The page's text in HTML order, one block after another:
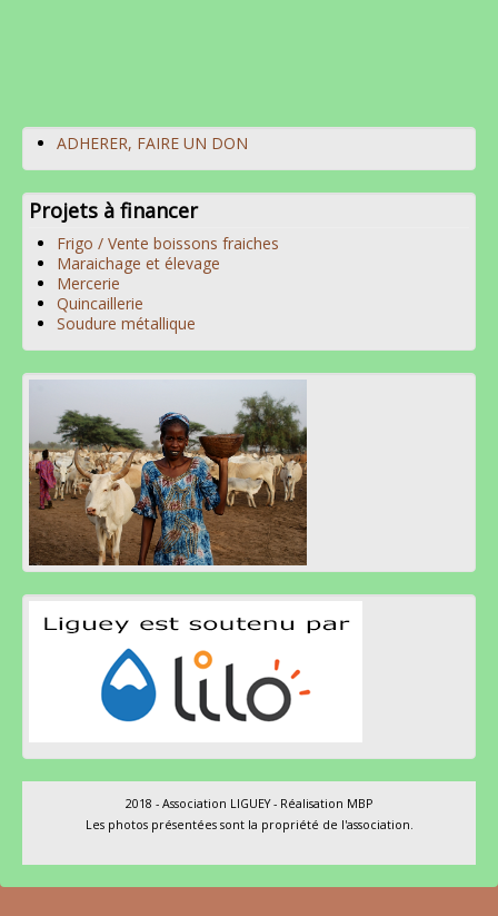
ADHERER, FAIRE UN DON
Projets à financer
Frigo / Vente boissons fraiches
Maraichage et élevage
Mercerie
Quincaillerie
Soudure métallique
2018 - Association LIGUEY - Réalisation MBP
Les photos présentées sont la propriété de l'association.